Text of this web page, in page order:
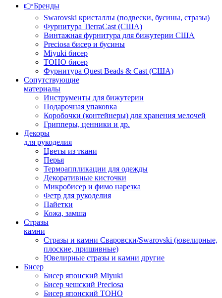
👉Бренды
Swarovski кристаллы (подвески, бусины, стразы)
Фурнитура TierraCast (США)
Винтажная фурнитура для бижутерии США
Preciosa бисер и бусины
Miyuki бисер
TOHO бисер
Фурнитура Quest Beads & Cast (США)
Сопутствующие
материалы
Инструменты для бижутерии
Подарочная упаковка
Коробочки (контейнеры) для хранения мелочей
Грипперы, ценники и др.
Декоры
для рукоделия
Цветы из ткани
Перья
Термоаппликации для одежды
Декоративные кисточки
Микробисер и фимо нарезка
Фетр для рукоделия
Пайетки
Кожа, замша
Стразы
камни
Стразы и камни Сваровски/Swarovski (ювелирные,
плоские, пришивные)
Ювелирные стразы и камни другие
Бисер
Бисер японский Miyuki
Бисер чешский Preciosa
Бисер японский TOHO